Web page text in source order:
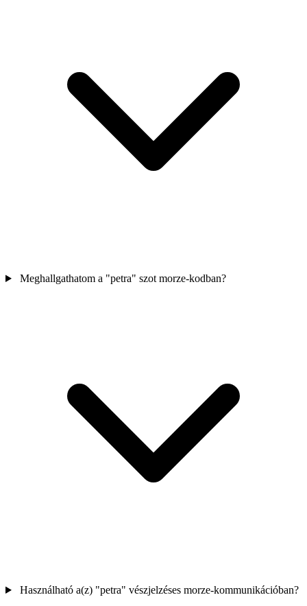
Meghallgathatom a "petra" szot morze-kodban?
Használható a(z) "petra" vészjelzéses morze-kommunikációban?